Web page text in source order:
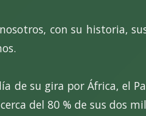
con su historia,
de su gira por África, el
del 80 % de sus dos